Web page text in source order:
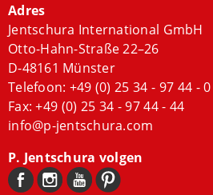
Adres
Jentschura International GmbH
Otto-Hahn-Straße 22–26
D-48161 Münster
Telefoon: +49 (0) 25 34 - 97 44 - 0
Fax: +49 (0) 25 34 - 97 44 - 44
info@p-jentschura.com
P. Jentschura volgen